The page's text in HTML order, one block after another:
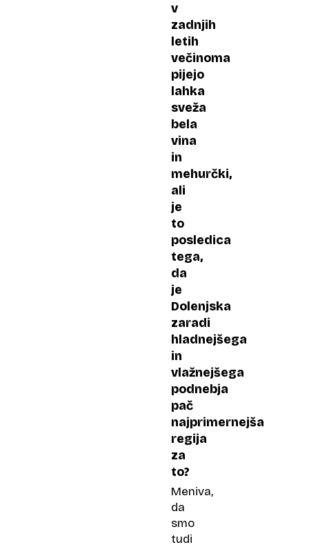
v
zadnjih
letih
večinoma
pijejo
lahka
sveža
bela
vina
in
mehurčki,
ali
je
to
posledica
tega,
da
je
Dolenjska
zaradi
hladnejšega
in
vlažnejšega
podnebja
pač
najprimernejša
regija
za
to?
Meniva,
da
smo
tudi